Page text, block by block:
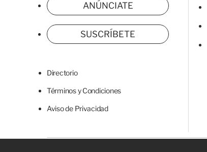
ANÚNCIATE
SUSCRÍBETE
Directorio
Términos y Condiciones
Aviso de Privacidad